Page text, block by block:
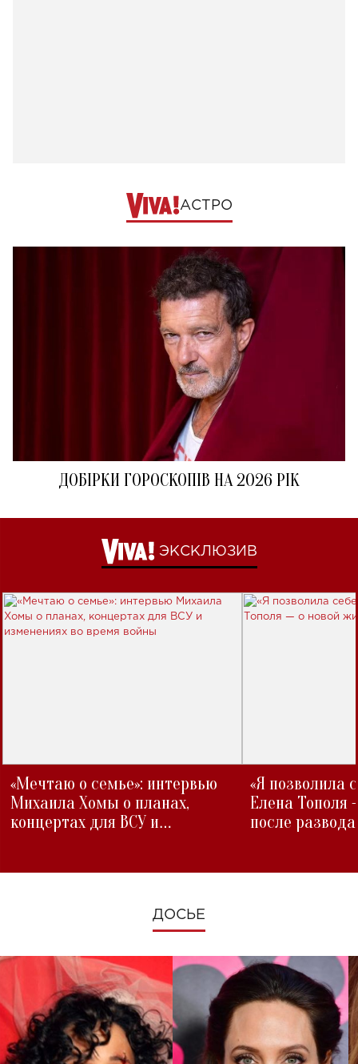
АСТРО
ДОБІРКИ ГОРОСКОПІВ НА 2026 РІК
ЭКСКЛЮЗИВ
«Мечтаю о семье»: интервью
Михаила Хомы о планах,
концертах для ВСУ и
«Я позволила
Елена Тополя
после развода
ДОСЬЕ